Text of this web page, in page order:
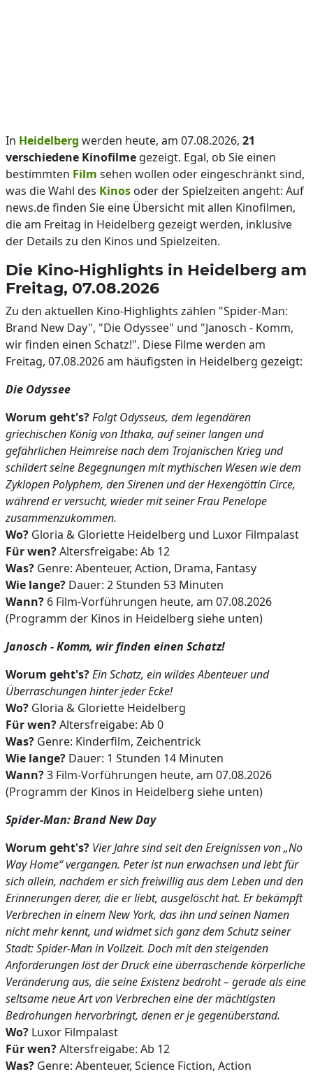
In Heidelberg werden heute, am 07.08.2026, 21
verschiedene Kinofilme gezeigt. Egal, ob Sie einen
bestimmten Film sehen wollen oder eingeschränkt sind,
was die Wahl des Kinos oder der Spielzeiten angeht: Auf
news.de finden Sie eine Übersicht mit allen Kinofilmen,
die am Freitag in Heidelberg gezeigt werden, inklusive
der Details zu den Kinos und Spielzeiten.
Die Kino-Highlights in Heidelberg am
Freitag, 07.08.2026
Zu den aktuellen Kino-Highlights zählen "Spider-Man:
Brand New Day", "Die Odyssee" und "Janosch - Komm,
wir finden einen Schatz!". Diese Filme werden am
Freitag, 07.08.2026 am häufigsten in Heidelberg gezeigt:
Die Odyssee
Worum geht's?Folgt Odysseus, dem legendären
griechischen König von Ithaka, auf seiner langen und
gefährlichen Heimreise nach dem Trojanischen Krieg und
schildert seine Begegnungen mit mythischen Wesen wie dem
Zyklopen Polyphem, den Sirenen und der Hexengöttin Circe,
während er versucht, wieder mit seiner Frau Penelope
zusammenzukommen.
Wo? Gloria & Gloriette Heidelberg und Luxor Filmpalast
Für wen?Altersfreigabe: Ab 12
Was? Genre: Abenteuer, Action, Drama, Fantasy
Wie lange? Dauer: 2 Stunden 53 Minuten
Wann? 6 Film-Vorführungen heute, am 07.08.2026
(Programm der Kinos in Heidelberg siehe unten)
Janosch - Komm, wir finden einen Schatz!
Worum geht's?Ein Schatz, ein wildes Abenteuer und
Überraschungen hinter jeder Ecke!
Wo? Gloria & Gloriette Heidelberg
Für wen?Altersfreigabe: Ab 0
Was? Genre: Kinderfilm, Zeichentrick
Wie lange? Dauer: 1 Stunden 14 Minuten
Wann?3 Film-Vorführungen heute, am 07.08.2026
(Programm der Kinos in Heidelberg siehe unten)
Spider-Man: Brand New Day
Worum geht's? Vier Jahre sind seit den Ereignissen von „No
Way Home“ vergangen. Peter ist nun erwachsen und lebt für
sich allein, nachdem er sich freiwillig aus dem Leben und den
Erinnerungen derer, die er liebt, ausgelöscht hat. Er bekämpft
Verbrechen in einem New York, das ihn und seinen Namen
nicht mehr kennt, und widmet sich ganz dem Schutz seiner
Stadt: Spider-Man in Vollzeit. Doch mit den steigenden
Anforderungen löst der Druck eine überraschende körperliche
Veränderung aus, die seine Existenz bedroht – gerade als eine
seltsame neue Art von Verbrechen eine der mächtigsten
Bedrohungen hervorbringt, denen er je gegenüberstand.
Wo? Luxor Filmpalast
Für wen?Altersfreigabe: Ab 12
Was? Genre: Abenteuer, Science Fiction, Action